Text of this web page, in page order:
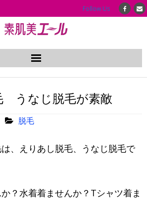
Follow Us
うなじ脱毛が素敵
脱毛
、えりあし脱毛、うなじ脱毛で
？水着着ませんか？Tシャツ着ま